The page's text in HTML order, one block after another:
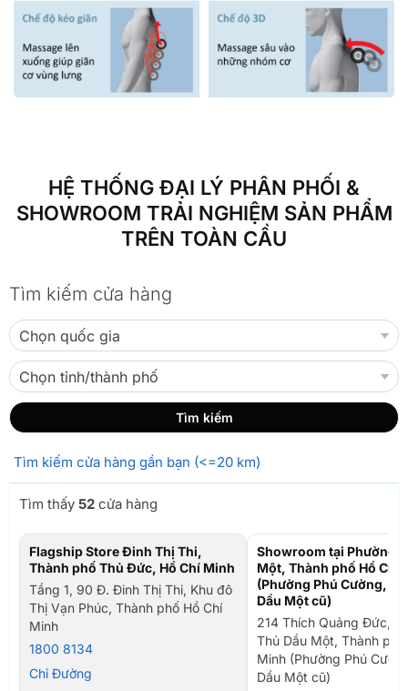
HỆ THỐNG ĐẠI LÝ PHÂN PHỐI &
SHOWROOM TRẢI NGHIỆM SẢN PHẨM
TRÊN TOÀN CẦU
Tìm kiếm cửa hàng
Tìm kiếm cửa hàng gần bạn (<=20 km)
Tìm thấy 52 cửa hàng
Flagship Store Đinh Thị Thi,
Thành phố Thủ Đức, Hồ Chí Minh
Tầng 1, 90 Đ. Đinh Thị Thi, Khu đô
Thị Vạn Phúc, Thành phố Hồ Chí
Minh
1800 8134
Chỉ Đường
Showroom tại Phường
Một, Thành phố Hồ Chí
(Phường Phú Cường,
Dầu Một cũ)
214 Thích Quảng Đức,
Thủ Dầu Một, Thành phố
Minh (Phường Phú
Dầu Một cũ)